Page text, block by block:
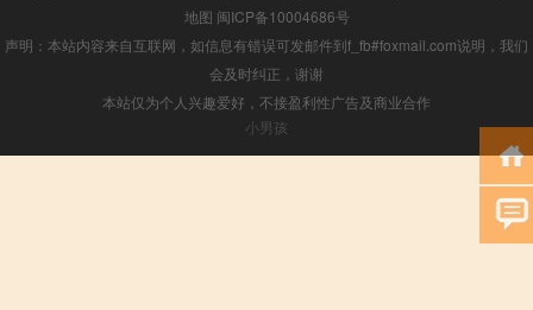
地图 闽ICP备10004686号
声明：本站内容来自互联网，如信息有错误可发邮件到f_fb#foxmail.com说明，我们
会及时纠正，谢谢
本站仅为个人兴趣爱好，不接盈利性广告及商业合作
小男孩